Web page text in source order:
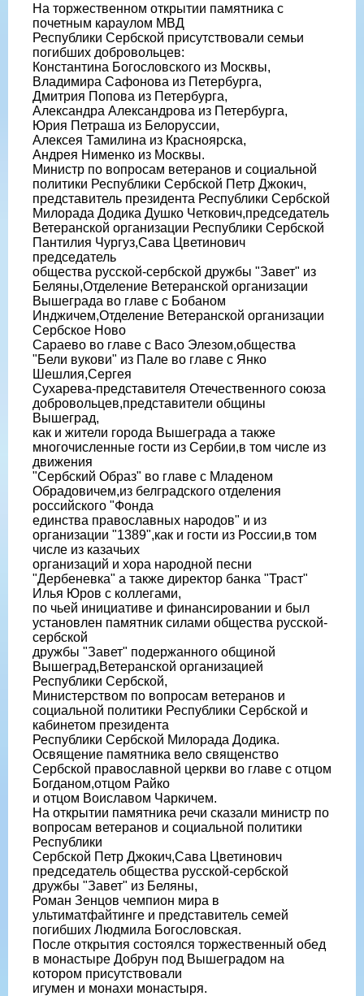
На торжественном открытии памятника с
почетным караулом МВД
Республики Сербской присутствовали семьи
погибших добровольцев:
Константина Богословского из Москвы,
Владимира Сафонова из Петербурга,
Дмитрия Попова из Петербурга,
Александра Александрова из Петербурга,
Юрия Петраша из Белоруссии,
Алексея Тамилина из Красноярска,
Андрея Нименко из Москвы.
Министр по вопросам ветеранов и социальной
политики Республики Сербской Петр Джокич,
представитель президента Республики Сербской
Милорада Додика Душко Четкович,председатель
Ветеранской организации Республики Сербской
Пантилия Чургуз,Сава Цветинович
председатель
общества русской-сербской дружбы "Завет" из
Беляны,Отделение Ветеранской организации
Вышеграда во главе с Бобаном
Инджичем,Отделение Ветеранской организации
Сербское Ново
Сараево во главе с Васо Элезом,общества
"Бели вукови" из Пале во главе с Янко
Шешлия,Сергея
Сухарева-представителя Отечественного союза
добровольцев,представители общины
Вышеград,
как и жители города Вышеграда а также
многочисленные гости из Сербии,в том числе из
движения
"Сербский Образ" во главе с Младеном
Обрадовичем,из белградского отделения
российского "Фонда
единства православных народов" и из
организации "1389",как и гости из России,в том
числе из казачьих
организаций и хора народной песни
"Дербеневка" а также директор банка "Траст"
Илья Юров с коллегами,
по чьей инициативе и финансировании и был
установлен памятник силами общества русской-
сербской
дружбы "Завет" подержанного общиной
Вышеград,Ветеранской организацией
Республики Сербской,
Министерством по вопросам ветеранов и
социальной политики Республики Сербской и
кабинетом президента
Республики Сербской Милорада Додика.
Освящение памятника вело священство
Сербской православной церкви во главе с отцом
Богданом,отцом Райко
и отцом Воиславом Чаркичем.
На открытии памятника речи сказали министр по
вопросам ветеранов и социальной политики
Республики
Сербской Петр Джокич,Сава Цветинович
председатель общества русской-сербской
дружбы "Завет" из Беляны,
Роман Зенцов чемпион мира в
ультиматфайтинге и представитель семей
погибших Людмила Богословская.
После открытия состоялся торжественный обед
в монастыре Добрун под Вышеградом на
котором присутствовали
игумен и монахи монастыря.